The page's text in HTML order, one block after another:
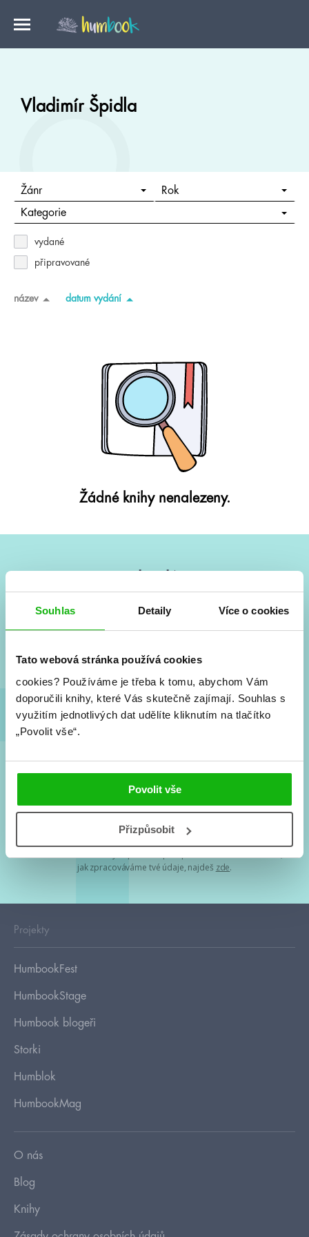
Souhlas Detaily Více o cookies
Tato webová stránka používá cookies
cookies? Používáme je třeba k tomu, abychom Vám
doporučili knihy, které Vás skutečně zajímají. Souhlas s
využitím jednotlivých dat udělíte kliknutím na tlačítko
„Povolit vše“.
Povolit vše
Přizpůsobit
Vladimír Špidla
Žánr Rok
Kategorie
vydané
připravované
název datum vydání
Žádné knihy nenalezeny.
Vše kolem #youngadult každý měsíc rovnou do mailu!
a seriálové adaptace a další.
Souhlasím spodmínkami zpracování osobních údajů
Tvá e-mailová adresa je u nás v bezpečí. Přečti si
jak zpracováváme tvé údaje, najdeš zde.
Projekty
HumbookFest
HumbookStage
Humbook blogeři
Storki
Humblok
HumbookMag
O nás
Blog
Knihy